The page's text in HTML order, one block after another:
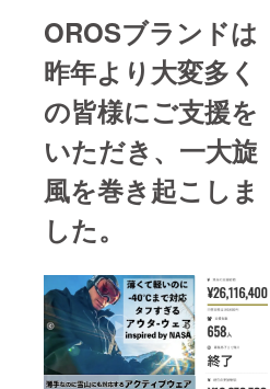
OROSブランドは
昨年より大変多く
の皆様にご支援を
いただき、一大旋
風を巻き起こしま
した。